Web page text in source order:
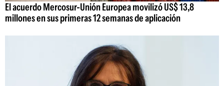
El acuerdo Mercosur-Unión Europea movilizó US$ 13,8
millones en sus primeras 12 semanas de aplicación